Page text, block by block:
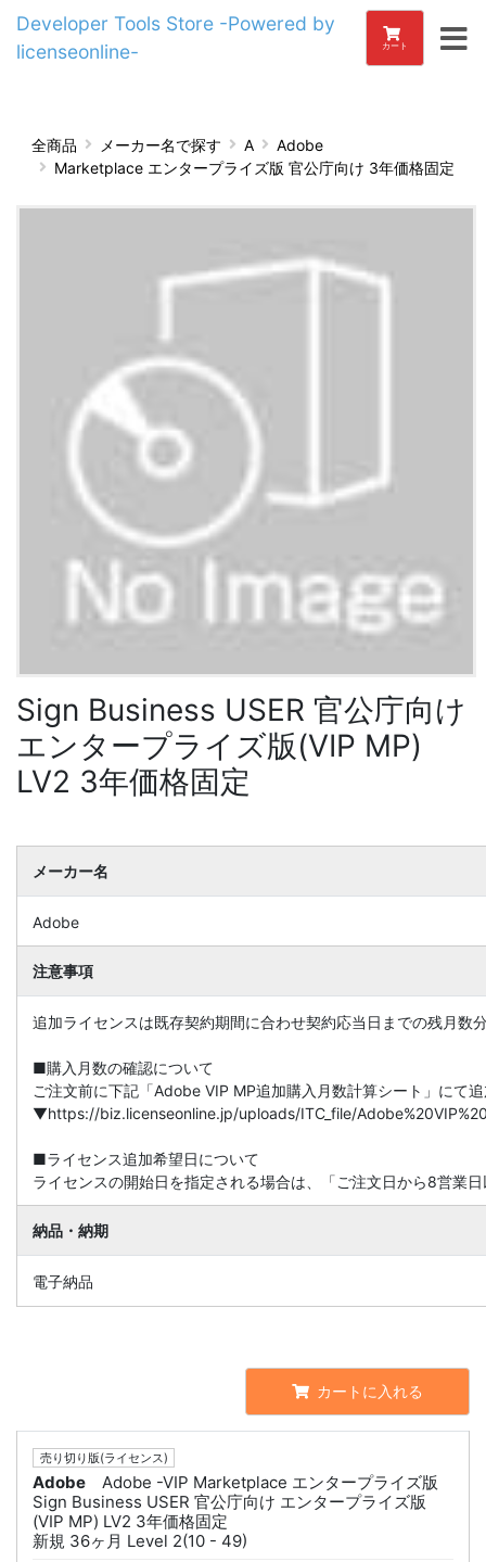
Developer Tools Store -Powered by
licenseonline-
カート
全商品 メーカー名で探す A
Adobe
Marketplace エンタープライズ版 官公庁向け 3年価格固定
Sign Business USER 官公庁向け
エンタープライズ版(VIP MP)
LV2 3年価格固定
メーカー名
Adobe
注意事項
追加ライセンスは既存契約期間に合わせ契約応当日までの残月数
■購入月数の確認について
ご注文前に下記「Adobe VIP MP追加購入月数計算シート」にて
▼https://biz.licenseonline.jp/uploads/ITC_file/
■ライセンス追加希望日について
ライセンスの開始日を指定される場合は、「ご注文日から8営業
納品・納期
電子納品
カートに入れる
売り切り版(ライセンス)
Adobe
Adobe -VIP Marketplace エンタープライズ版
Sign Business USER 官公庁向け エンタープライズ版
(VIP MP) LV2 3年価格固定
新規 36ヶ月 Level 2(10 - 49)